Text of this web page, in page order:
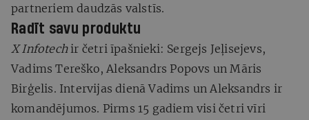
partneriem daudzās valstīs.
Radīt savu produktu
X Infotechir četri īpašnieki: Sergejs Jeļisejevs,
Vadims Tereško, Aleksandrs Popovs un Māris
Birģelis. Intervijas dienā Vadims un Aleksandrs ir
komandējumos. Pirms 15 gadiem visi četri vīri